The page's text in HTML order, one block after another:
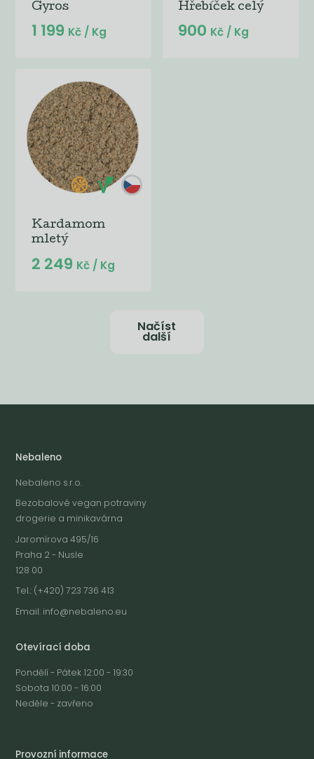
Gyros
1 199 Kč / Kg
Hřebíček celý
900 Kč / Kg
Kardamom
mletý
2 249 Kč / Kg
Načíst
další
Nebaleno
Nebaleno s.r.o.
Bezobalové vegan potraviny
drogerie a minikavárna
Jaromírova 495/16
Praha 2 - Nusle
128 00
Tel.: (+420) 723 736 413
Email: info@nebaleno.eu
Otevírací doba
Pondělí - Pátek 12:00 - 19:30
Sobota 10:00 - 16:00
Neděle - zavřeno
Provozní informace